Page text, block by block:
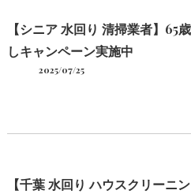
【シニア 水回り 清掃業者】65
しキャンペーン実施中
2025/07/25
【千葉 水回り ハウスクリーニ